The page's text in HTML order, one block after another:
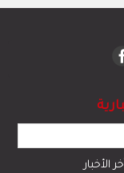
الأخبار